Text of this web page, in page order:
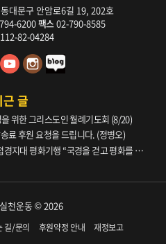
대문구 안암로6길 19, 202호
6200팩스 02-790-8585
112-82-04284
근 글
위한 그리스도인 월례기도회 (8/20)
료 후원 요청을 드립니다. (정병오)
지대 평화기행 “국경을 걷고 평화를 생
천운동 © 2026
길/문의 후원약정 안내 재정보고